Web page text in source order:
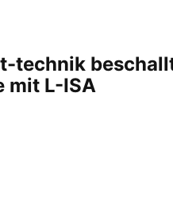
technik
mit L-ISA